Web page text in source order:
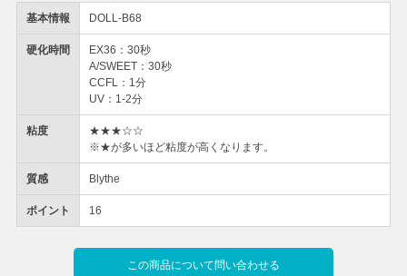
基本情報 DOLL-B68
硬化時間
EX36：30秒
A/SWEET：30秒
CCFL：1分
UV：1-2分
粘度
★★★☆☆
※★が多いほど粘度が高くなります。
質感 Blythe
ポイント 16
この商品について問い合わせる